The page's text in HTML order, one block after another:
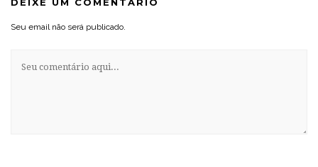
Seu email não será publicado.